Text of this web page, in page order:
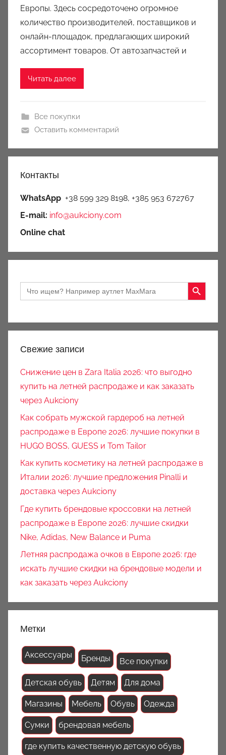
k
c
o
Европы. Здесь сосредоточено огромное
количество производителей, поставщиков и
онлайн-площадок, предлагающих широкий
ассортимент товаров. От автозапчастей и
Читать далее
Все покупки
Оставить комментарий
Контакты
WhatsApp +38 599 329 8198, +385 953 672767
E-mail: info@aukciony.com
Online chat
Search
for:
Search Button
Свежие записи
Снижение цен в Zara Italia 2026: что выгодно
купить на летней распродаже и как заказать
через Aukciony
Как собрать мужской гардероб на летней
распродаже в Европе 2026: лучшие покупки в
HUGO BOSS, GUESS и Tom Tailor
Как купить косметику на летней распродаже в
Италии 2026: лучшие предложения Pinalli и
доставка через Aukciony
Где купить брендовые кроссовки на летней
распродаже в Европе 2026: лучшие скидки
Nike, Adidas, New Balance и Puma
Летняя распродажа очков в Европе 2026: где
искать лучшие скидки на брендовые модели и
как заказать через Aukciony
Метки
Аксессуары Бренды Все покупки
Детская обувь Детям Для дома
Магазины Мебель Обувь Одежда
Сумки брендовая мебель
где купить качественную детскую обувь